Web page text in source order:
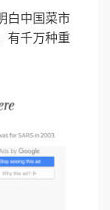
白中国菜市
有千万种重